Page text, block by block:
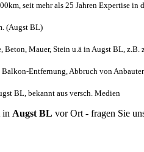
seit mehr als 25 Jahren Expertise in
(Augst BL)
Mauer, Stein u.ä in Augst BL,
Entfernung, Abbruch von
BL, bekannt aus versch. Medien
in Augst BL vor Ort - fragen Sie